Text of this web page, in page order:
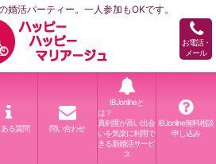
婚活パーティー。一人参加もOKです。
お電話・
メール
ある質問 問い合わせ
IBJonlineと
は？
真剣度が高い出会
いを気楽に利用で
きる新婚活サービ
ス
IBJonline無料相談
申し込み